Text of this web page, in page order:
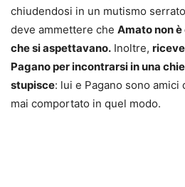
chiudendosi in un mutismo
deve ammettere che Amato non
che si aspettavano. Inoltre,
Pagano per incontrarsi in una
stupisce: lui e Pagano sono amici
mai comportato in quel modo.